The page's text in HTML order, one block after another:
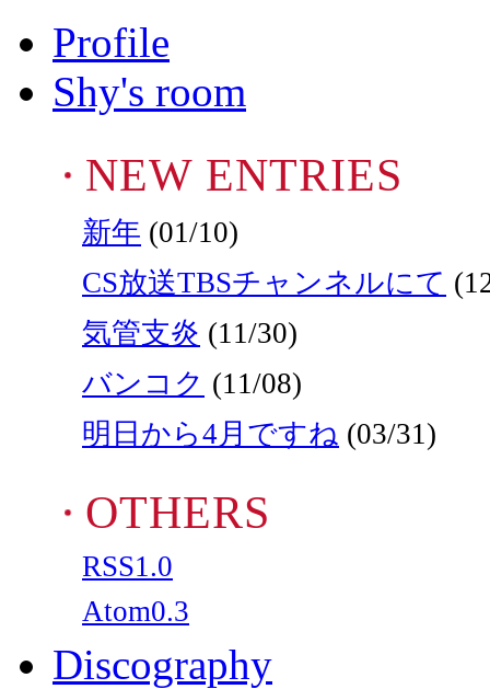
Profile
Shy's room
NEW ENTRIES
新年 (01/10)
CS放送TBSチャンネルにて
気管支炎 (11/30)
バンコク (11/08)
明日から4月ですね (03/31)
OTHERS
RSS1.0
Atom0.3
Discography